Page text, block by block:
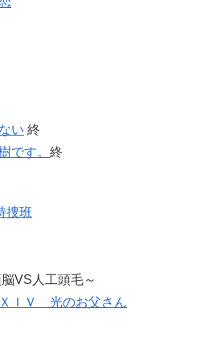
い 終
です。 終
捜班
VS人工頭毛～
ＩＶ 光のお父さん